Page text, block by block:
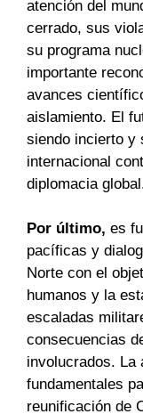
atención del
cerrado, sus
su programa
importante
avances
aislamiento. El
siendo incierto y
internacional
diplomacia
Por último, es
pacíficas y
Norte con el
humanos y la
escaladas
consecuencias
involucrados. La
fundamentales
reunificación de